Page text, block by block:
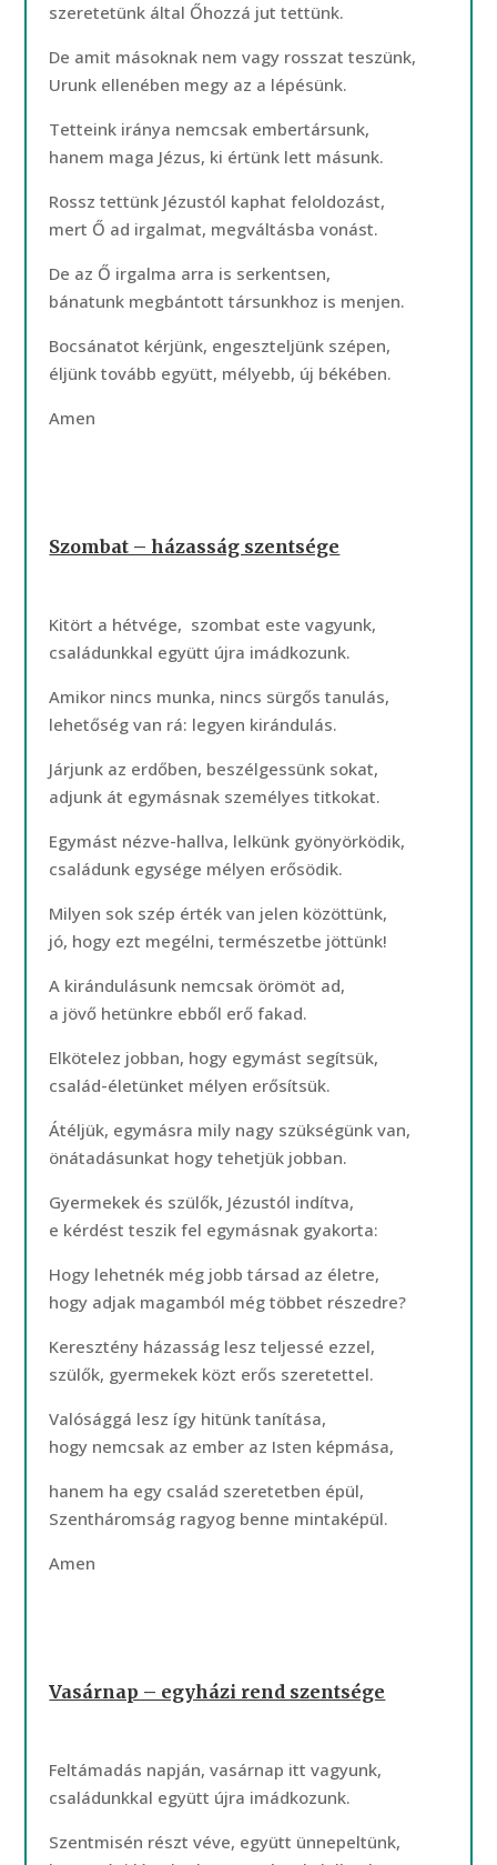
szeretetünk által Őhozzá jut tettünk.
De amit másoknak nem vagy rosszat teszünk,
Urunk ellenében megy az a lépésünk.
Tetteink iránya nemcsak embertársunk,
hanem maga Jézus, ki értünk lett másunk.
Rossz tettünk Jézustól kaphat feloldozást,
mert Ő ad irgalmat, megváltásba vonást.
De az Ő irgalma arra is serkentsen,
bánatunk megbántott társunkhoz is menjen.
Bocsánatot kérjünk, engeszteljünk szépen,
éljünk tovább együtt, mélyebb, új békében.
Amen
Szombat – házasság szentsége
Kitört a hétvége, szombat este vagyunk,
családunkkal együtt újra imádkozunk.
Amikor nincs munka, nincs sürgős tanulás,
lehetőség van rá: legyen kirándulás.
Járjunk az erdőben, beszélgessünk sokat,
adjunk át egymásnak személyes titkokat.
Egymást nézve-hallva, lelkünk gyönyörködik,
családunk egysége mélyen erősödik.
Milyen sok szép érték van jelen közöttünk,
jó, hogy ezt megélni, természetbe jöttünk!
A kirándulásunk nemcsak örömöt ad,
a jövő hetünkre ebből erő fakad.
Elkötelez jobban, hogy egymást segítsük,
család-életünket mélyen erősítsük.
Átéljük, egymásra mily nagy szükségünk van,
önátadásunkat hogy tehetjük jobban.
Gyermekek és szülők, Jézustól indítva,
e kérdést teszik fel egymásnak gyakorta:
Hogy lehetnék még jobb társad az életre,
hogy adjak magamból még többet részedre?
Keresztény házasság lesz teljessé ezzel,
szülők, gyermekek közt erős szeretettel.
Valósággá lesz így hitünk tanítása,
hogy nemcsak az ember az Isten képmása,
hanem ha egy család szeretetben épül,
Szentháromság ragyog benne mintaképül.
Amen
Vasárnap – egyházi rend szentsége
Feltámadás napján, vasárnap itt vagyunk,
családunkkal együtt újra imádkozunk.
Szentmisén részt véve, együtt ünnepeltünk,